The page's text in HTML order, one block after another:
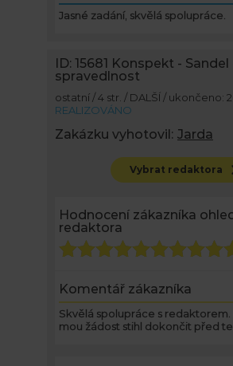
Jasné zadání, skvělá spolupráce.
ID: 15681 Konspekt - Sandel
spravedlnost
ostatní / 4 str. / DALŠÍ / ukončeno:
REALIZOVÁNO
Zakázku vyhotovil: Jarda
Vybrat redaktora
Hodnocení zákazníka
redaktora
Komentář zákazníka
Skvělá spolupráce s redaktorem.
mou žádost stihl dokončit před